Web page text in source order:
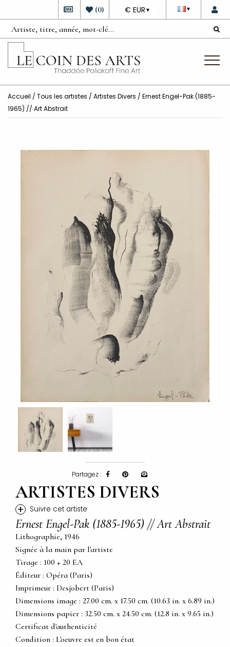
▼
DEVISE
€ EUR ▼
(0)
Accueil / Tous les artistes / Artistes Divers / Ernest Engel-Pak (1885-
1965) // Art Abstrait
Partagez :
ARTISTES DIVERS
+ Suivre cet artiste
Ernest Engel-Pak (1885-1965) // Art Abstrait
Lithographie, 1946
Signée à la main par l'artiste
Tirage : 100 + 20 EA
Éditeur : Opéra (Paris)
Imprimeur : Desjobert (Paris)
Dimensions image : 27.00 cm. x 17.50 cm. (10.63 in. x 6.89 in.)
Dimensions papier : 32.50 cm. x 24.50 cm. (12.8 in. x 9.65 in.)
Certificat d'authenticité
Condition : L'oeuvre est en bon état